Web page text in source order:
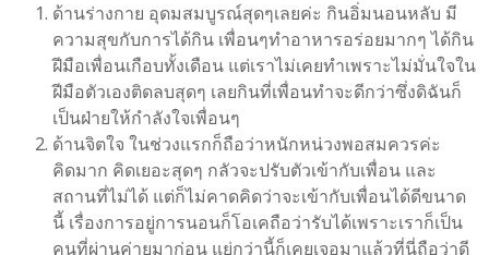
ด้านร่างกาย อุดมสมบูรณ์สุดๆเลยค่ะ กินอิ่มนอนหลับ มี
ความสุขกับการได้กิน เพื่อนๆทำอาหารอร่อยมากๆ ได้กิน
ฝีมือเพื่อนเกือบทั้งเดือน แต่เราไม่เคยทำเพราะไม่มั่นใจใน
ฝีมือตัวเองติดลบสุดๆ เลยกินที่เพื่อนทำจะดีกว่าซึ่งดิฉันก็
เป็นฝ่ายให้กำลังใจเพื่อนๆ
ด้านจิตใจ ในช่วงแรกก็ถือว่าหนักหน่วงพอสมควรค่ะ
คิดมาก คิดเยอะสุดๆ กลัวจะปรับตัวเข้ากับเพื่อน และ
สถานที่ไม่ได้ แต่ก็ไม่คาดคิดว่าจะเข้ากับเพื่อนได้ดีขนาด
นี้ เรื่องการอยู่การนอนก็โอเคถือว่ารับได้เพราะเราก็เป็น
คนที่ผ่านค่ายมาก่อน แย่กว่านี้ก็เคยเจอมาแล้วที่นี่ถือว่าดี